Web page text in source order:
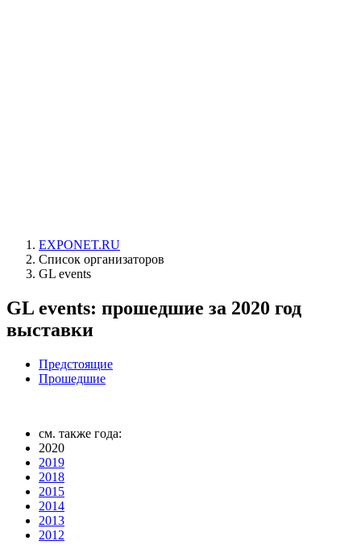
EXPONET.RU
Список организаторов
GL events
GL events: прошедшие за 2020 год
выставки
Предстоящие
Прошедшие
см. также года:
2020
2019
2018
2015
2014
2013
2012